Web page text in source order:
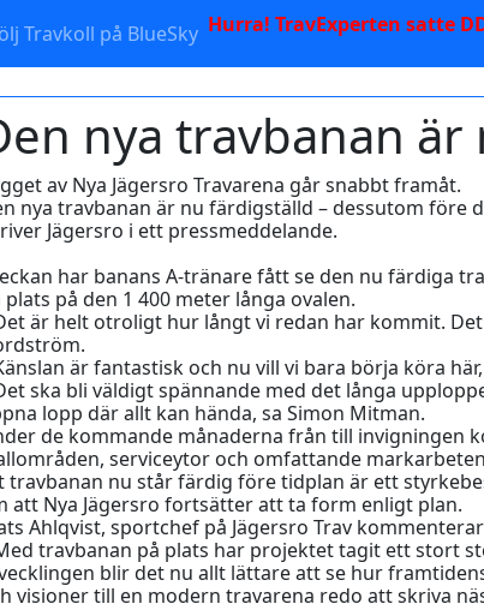
Travkoll på BlueSky Hurra! TravExperten satte
nya travbanan
av Nya Jägersro Travarena går snabbt framåt.
nya travbanan är nu färdigställd – dessutom före
Jägersro i ett pressmeddelande.
har banans A-tränare fått se den nu färdiga
plats på den 1 400 meter långa ovalen.
är helt otroligt hur långt vi redan har kommit.
är fantastisk och nu vill vi bara börja köra här,
ska bli väldigt spännande med det långa
lopp där allt kan hända, sa Simon Mitman.
de kommande månaderna från till invigningen
serviceytor och omfattande
travbanan nu står färdig före tidplan är ett
att Nya Jägersro fortsätter att ta form enligt plan.
Ahlqvist, sportchef på Jägersro Trav
travbanan på plats har projektet tagit ett stort
blir det nu allt lättare att se hur
visioner till en modern travarena redo att skriva